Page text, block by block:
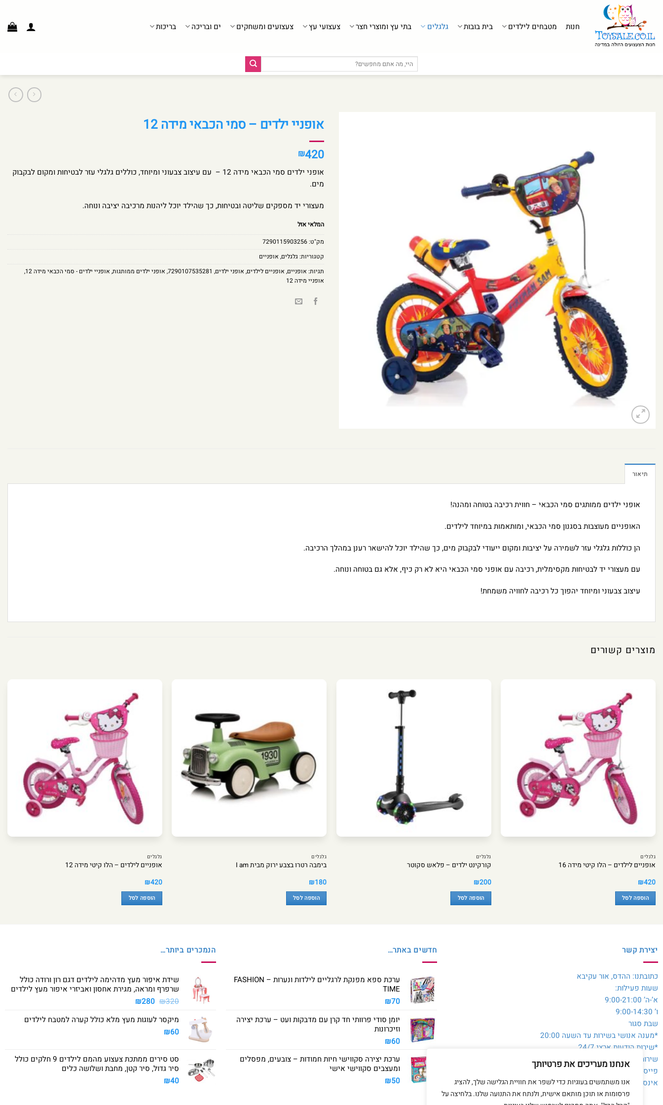
אנחנו מעריכים את פרטיותך
אנו משתמשים בעוגיות כדי לשפר את חוויית הגלישה שלך, להציג
פרסומות או תוכן מותאם אישית, ולנתח את התנועה שלנו. בלחיצה על
חנות
מטבחים לילדים בית בובות גלגלים בתי עץ ומוצרי חצר צעצועי עץ צעצועים ומשחקים ים ובריכה בריכות
עבור:
אופניי ילדים – סמי הכבאי מידה 12
₪420
אופני ילדים סמי הכבאי מידה 12 – עם עיצוב צבעוני ומיוחד, כוללים גלגלי עזר לבטיחות ומקום לבקבוק
מים.
מעצורי יד מספקים שליטה ובטיחות, כך שהילד יוכל ליהנות מרכיבה יציבה ונוחה.
המלאי אזל
מק"ט:7290115903256
קטגוריות:גלגלים, אופניים
תגיות: אופניים, אופניים לילדים, אופני ילדים,
7290107535281
, אופני ילדים ממותגות, אופניי ילדים - סמי הכבאי מידה 12
,
אופניי מידה 12
תיאור
אופני ילדים ממותגים סמי הכבאי – חווית רכיבה בטוחה ומהנה!
האופניים מעוצבות בסגנון סמי הכבאי, ומותאמות במיוחד לילדים.
הן כוללות גלגלי עזר לשמירה על יציבות ומקום ייעודי לבקבוק מים, כך שהילד יוכל להישאר רענן במהלך הרכיבה.
עם מעצורי יד לבטיחות מקסימלית, רכיבה עם אופני סמי הכבאי היא לא רק כיף, אלא גם בטוחה ונוחה.
עיצוב צבעוני ומיוחד יהפוך כל רכיבה לחוויה משמחת!
מוצרים קשורים
גלגלים
אופניים לילדים – הלו קיטי מידה 16
₪420
הוספה לסל
גלגלים
קורקינט ילדים – פלאש סקוטר
₪200
הוספה לסל
גלגלים
בימבה רטרו בצבע ירוק מבית I am
₪180
הוספה לסל
גלגלים
אופניים לילדים – הלו קיטי מידה 12
₪420
הוספה לסל
יצירת קשר
כתובתנו: ההדס, אור עקיבא
שעות פעילות:
א’-ה’ 9:00-21:00
ו’ 9:00-14:30
שבת סגור
*מענה אנושי בשירות עד השעה 20:00
*שירות הודעות ארצי 24/7
שירות לקוחות והזמנות:054-3980564
פייסבוק:@toysale.co.il
אינסטגרם:toysalecoil
חדשים באתר…
ערכת ספא מפנקת לרגליים לילדות ונערות – FASHION
TIME
₪70
יומן סודי פרוותי חד קרן עם מדבקות ועט – ערכת יצירה
וזיכרונות
₪60
ערכת יצירה סקווישי חיות חמודות – צובעים, מפסלים
ומעצבים סקווישי אישי
₪50
הנמכרים ביותר…
שידת איפור מעץ מדהימה לילדים דגם רון ורודה כולל
שרפרף ומראה, מגירת אחסון ואביזרי איפור מעץ לילדים
₪320
המחיר
היה:
₪280 המחיר
הוא:
מיקסר לעוגות מעץ מלא כולל קערה למטבח לילדים
₪60
סט סירים ממתכת צעצוע מהמם לילדים 9 חלקים כולל
סיר גדול, סיר קטן, מחבת ושלושה כלים
₪40